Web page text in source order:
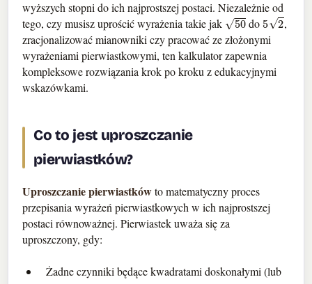
wyższych stopni do ich najprostszej postaci. Niezależnie od
tego, czy musisz uprościć wyrażenia takie jak 50 do52
,
zracjonalizować mianowniki czy pracować ze złożonymi
wyrażeniami pierwiastkowymi, ten kalkulator zapewnia
kompleksowe rozwiązania krok po kroku z edukacyjnymi
wskazówkami.
Co to jest uproszczanie
pierwiastków?
Uproszczanie pierwiastkówto matematyczny proces
przepisania wyrażeń pierwiastkowych w ich najprostszej
postaci równoważnej. Pierwiastek uważa się za
uproszczony, gdy:
Żadne czynniki będące kwadratami doskonałymi (lub